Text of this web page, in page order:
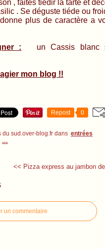
, faites tiédir la tarte et
. Se déguste tiéde ou
plus de caractère a
: un Cassis blanc
mon blog !!
Repost 0
du sud.over-blog.fr dans entrées
…
<< Pizza express au jambon
un commentaire